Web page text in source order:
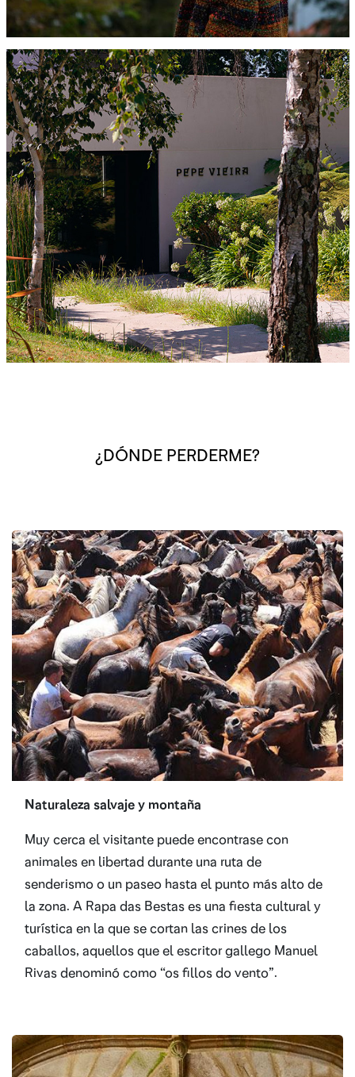
¿DÓNDE PERDERME?
Naturaleza salvaje y montaña
Muy cerca el visitante puede encontrase con
animales en libertad durante una ruta de
senderismo o un paseo hasta el punto más alto de
la zona. A Rapa das Bestas es una fiesta cultural y
turística en la que se cortan las crines de los
caballos, aquellos que el escritor gallego Manuel
Rivas denominó como “os fillos do vento”.